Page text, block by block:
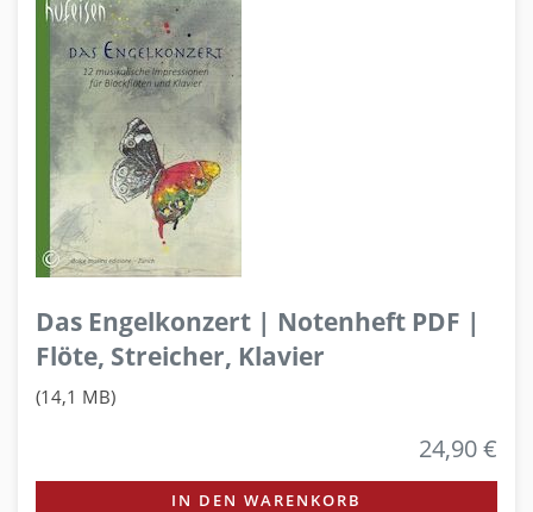
Das Engelkonzert | Notenheft PDF |
Flöte, Streicher, Klavier
(14,1 MB)
24,90 €
IN DEN WARENKORB